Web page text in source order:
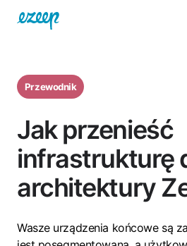
Przewodnik
Jak przenieść
infrastrukturę
architektury
Wasze urządzenia końcowe są